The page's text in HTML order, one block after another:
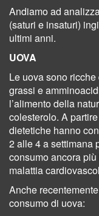
Andiamo ad
(saturi e insaturi)
ultimi anni.
UOVA
Le uova sono
grassi e
l’alimento della
colesterolo. A
dietetiche hanno
2 alle 4 a settimana
consumo ancora
malattia
Anche
consumo di uova: